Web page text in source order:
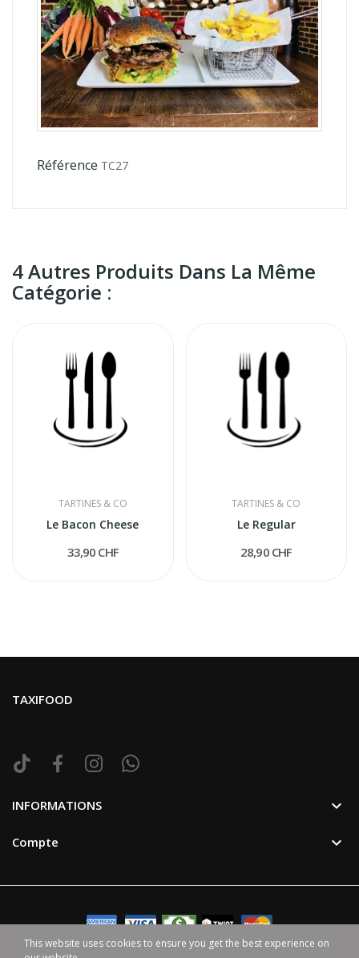
Référence TC27
4 Autres Produits Dans La Même
Catégorie :
TARTINES & CO
Le Bacon Cheese
33,90 CHF
TARTINES & CO
Le Regular
28,90 CHF
TAXIFOOD
INFORMATIONS 
Compte 
This website uses cookies to ensure you get the best experience on